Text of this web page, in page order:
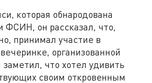
которая обнародована
ФСИН, он рассказал, что,
принимал участие в
организованной
что хотел удивить
своим откровенным